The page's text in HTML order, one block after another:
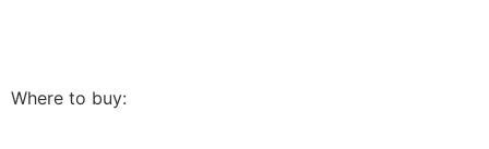
Where to buy: